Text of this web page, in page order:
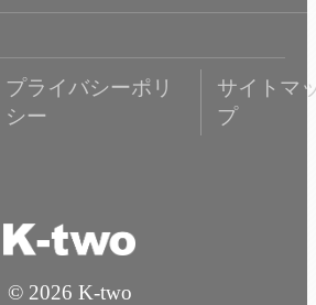
プライバシーポリ
シー
サイトマ
プ
© 2026 K-two